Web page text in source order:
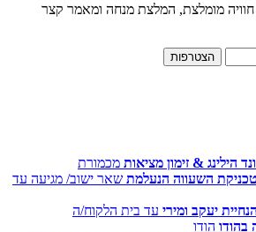
מומלצת, המלצת מנחה ומאמר קצר
הצטרפות
הילינג & זימון מציאות מכמורת
השעווה הנעלמת שאר ישוב/ מגיעה עד
יעקב ומירי עד בית הלקוח/ה
בהודו הודו